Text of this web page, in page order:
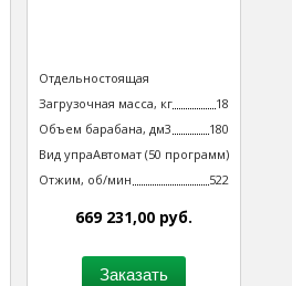
Тип машины
Отдельностоящая
неподрессоренная
Загрузочная масса, кг
18
Объем барабана, дм3
180
Вид управления
технологическим процессом
Автомат (50 программ)
Отжим, об/мин
522
669 231,00 руб.
Заказать